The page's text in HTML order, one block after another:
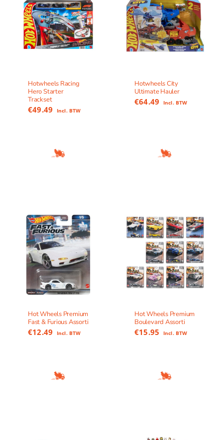
Hotwheels Racing
Hero Starter
Trackset
€49.49 Incl. BTW
Hotwheels City
Ultimate Hauler
€64.49 Incl. BTW
Hot Wheels Premium
Fast & Furious Assorti
€12.49 Incl. BTW
Hot Wheels Premium
Boulevard Assorti
€15.95 Incl. BTW